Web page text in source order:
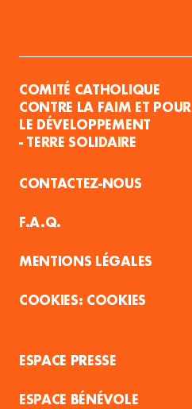
COMITÉ CATHOLIQUE
CONTRE LA FAIM ET POUR
LE DÉVELOPPEMENT
- TERRE SOLIDAIRE
CONTACTEZ-NOUS
F.A.Q.
MENTIONS LÉGALES
COOKIES
ESPACE PRESSE
ESPACE BÉNÉVOLE